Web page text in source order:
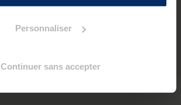
Personnaliser
Continuer sans accepter